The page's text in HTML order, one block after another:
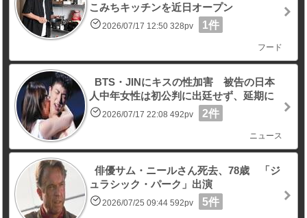
こみちキッチンを近日オープン
2026/07/17 12:50 328pv 1件
フード
BTS・JINにキスの性加害 被告の日本
人中年女性は初公判に出廷せず、延期に
2026/07/17 22:08 492pv 2件
ニュース
俳優サム・ニールさん死去、78歳 「ジ
ュラシック・パーク」出演
2026/07/25 09:44 592pv 5件